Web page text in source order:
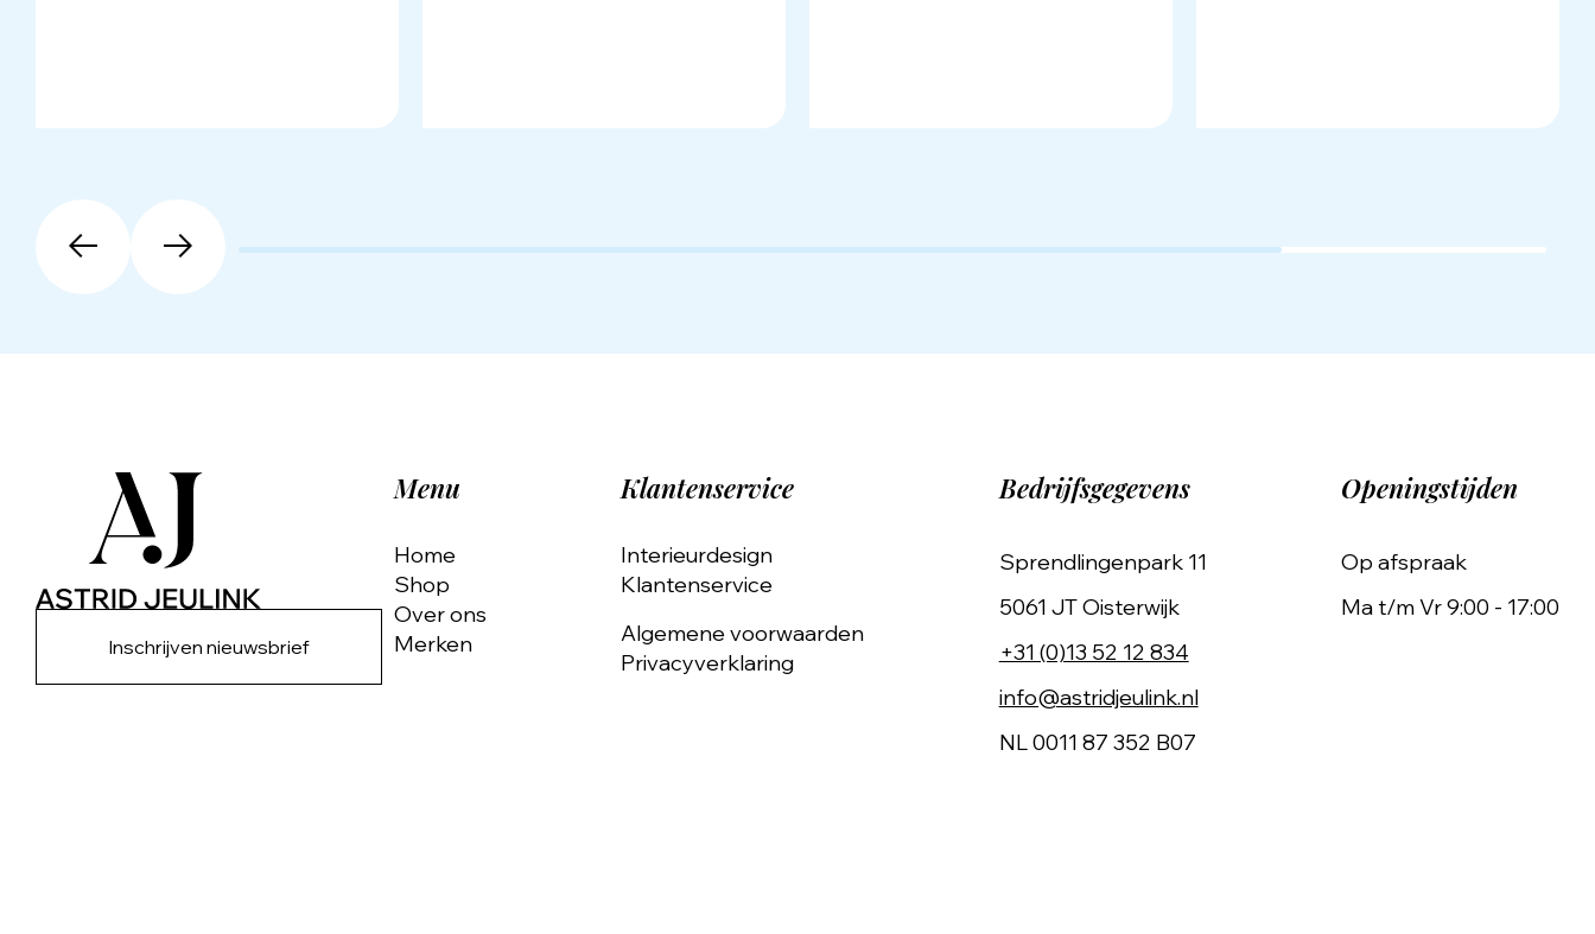
Inschrijven nieuwsbrief
Menu
Home
Shop
Over ons
Merken
Klantenservice
Interieurdesign
Klantenservice
Algemene voorwaarden
Privacyverklaring
Bedrijfsgegevens
Sprendlingenpark 11
5061 JT Oisterwijk
+31 (0)13 52 12 834
info@astridjeulink.nl
NL 0011 87 352 B07
Openingstijden
Op afspraak
Ma t/m Vr 9:00 - 17:00